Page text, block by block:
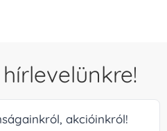
akcióinkról!